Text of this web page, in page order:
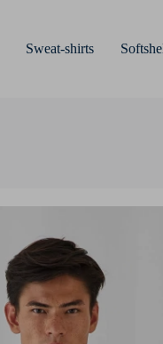
Sweat-shirts